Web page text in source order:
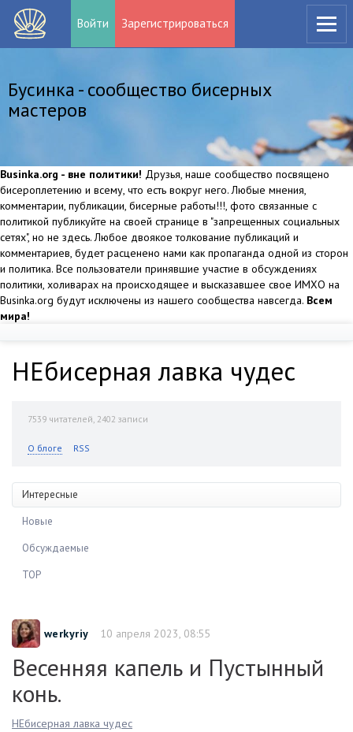
Войти Зарегистрироваться
Бусинка - сообщество бисерных
мастеров
Businka.org - вне политики! Друзья, наше сообщество посвящено
бисероплетению и всему, что есть вокруг него. Любые мнения,
комментарии, публикации, бисерные работы!!!, фото связанные с
политикой публикуйте на своей странице в "запрещенных социальных
сетях", но не здесь. Любое двоякое толкование публикаций и
комментариев, будет расценено нами как пропаганда одной из сторон
и политика. Все пользователи принявшие участие в обсуждениях
политики, холиварах на происходящее и высказавшее свое ИМХО на
Businka.org будут исключены из нашего сообщества навсегда. Всем
мира!
НЕбисерная лавка чудес
7539 читателей, 2402 записи
О блоге RSS
Интересные
Новые
Обсуждаемые
TOP
werkyriy 10 апреля 2023, 08:55
Весенняя капель и Пустынный
конь.
НЕбисерная лавка чудес